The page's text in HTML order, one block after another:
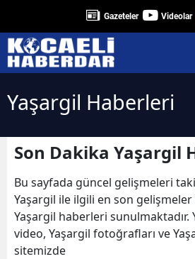
Gazeteler Videolar
Yaşargil Haberleri
Son Dakika Yaşargil
Bu sayfada güncel gelişmeleri
Yaşargil ile ilgili en son
Yaşargil haberleri sunulmaktadır.
video, Yaşargil fotoğrafları ve
sitemizde